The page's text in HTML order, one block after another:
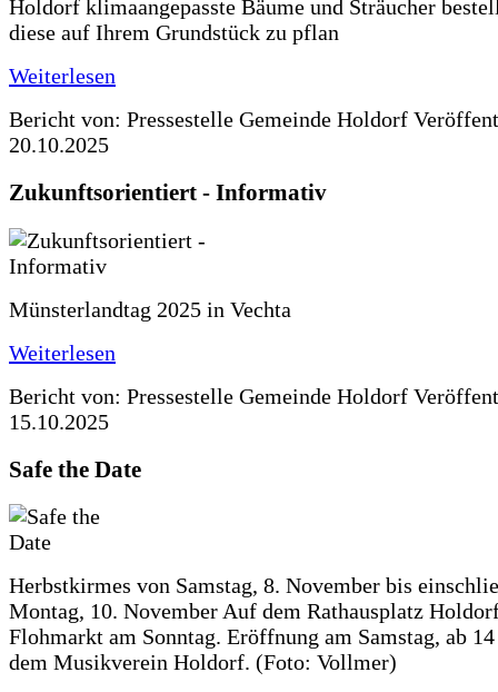
Holdorf klimaangepasste Bäume und Sträucher
diese auf Ihrem Grundstück zu pflan
Weiterlesen
Bericht von: Pressestelle Gemeinde Holdorf
20.10.2025
Zukunftsorientiert - Informativ
Münsterlandtag 2025 in Vechta
Weiterlesen
Bericht von: Pressestelle Gemeinde Holdorf
15.10.2025
Safe the Date
Herbstkirmes von Samstag, 8. November bis
Montag, 10. November Auf dem Rathausplatz
Flohmarkt am Sonntag. Eröffnung am Samstag, ab
dem Musikverein Holdorf. (Foto: Vollmer)